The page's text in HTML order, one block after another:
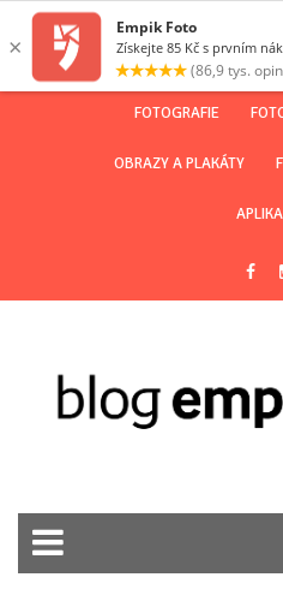
FOTOGRAFIE
OBRAZY A PLAKÁTY